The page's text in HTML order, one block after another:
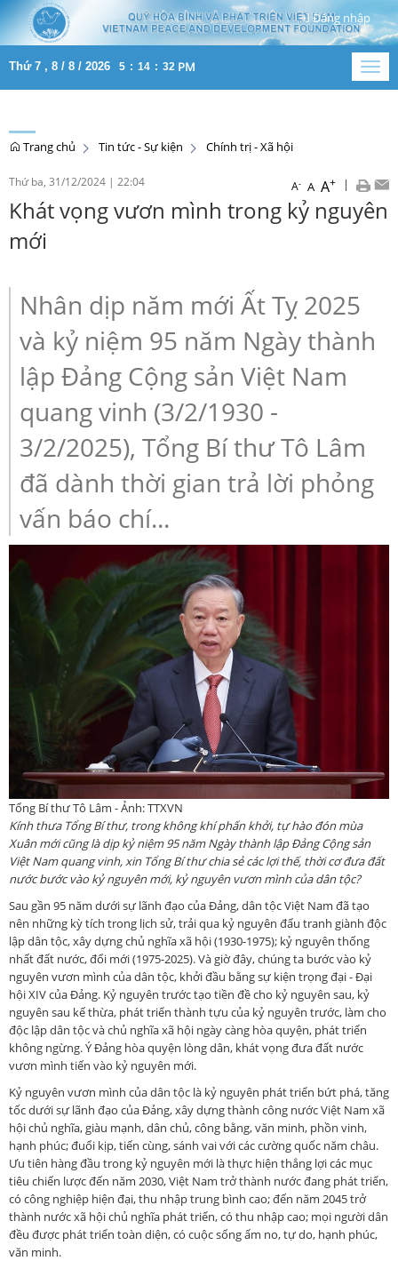
Đăng nhập
Thứ 7 , 8 / 8 / 2026 5 : 14 : 32 PM
Trang chủ Tin tức - Sự kiện Chính trị - Xã hội
Thứ ba, 31/12/2024 | 22:04 A- A A+ |
Khát vọng vươn mình trong kỷ nguyên
mới
Nhân dịp năm mới Ất Tỵ 2025
và kỷ niệm 95 năm Ngày thành
lập Đảng Cộng sản Việt Nam
quang vinh (3/2/1930 -
3/2/2025), Tổng Bí thư Tô Lâm
đã dành thời gian trả lời phỏng
vấn báo chí...
Tổng Bí thư Tô Lâm - Ảnh: TTXVN
Kính thưa Tổng Bí thư, trong không khí phấn khởi, tự hào đón mùa
Xuân mới cũng là dịp kỷ niệm 95 năm Ngày thành lập Đảng Cộng sản
Việt Nam quang vinh, xin Tổng Bí thư chia sẻ các lợi thế, thời cơ đưa đất
nước bước vào kỷ nguyên mới, kỷ nguyên vươn mình của dân tộc?
Sau gần 95 năm dưới sự lãnh đạo của Đảng, dân tộc Việt Nam đã tạo
nên những kỳ tích trong lịch sử, trải qua kỷ nguyên đấu tranh giành độc
lập dân tộc, xây dựng chủ nghĩa xã hội (1930-1975); kỷ nguyên thống
nhất đất nước, đổi mới (1975-2025). Và giờ đây, chúng ta bước vào kỷ
nguyên vươn mình của dân tộc, khởi đầu bằng sự kiện trọng đại - Đại
hội XIV của Đảng. Kỷ nguyên trước tạo tiền đề cho kỷ nguyên sau, kỷ
nguyên sau kế thừa, phát triển thành tựu của kỷ nguyên trước, làm cho
độc lập dân tộc và chủ nghĩa xã hội ngày càng hòa quyện, phát triển
không ngừng. Ý Đảng hòa quyện lòng dân, khát vọng đưa đất nước
vươn mình tiến vào kỷ nguyên mới.
Kỷ nguyên vươn mình của dân tộc là kỷ nguyên phát triển bứt phá, tăng
tốc dưới sự lãnh đạo của Đảng, xây dựng thành công nước Việt Nam xã
hội chủ nghĩa, giàu mạnh, dân chủ, công bằng, văn minh, phồn vinh,
hạnh phúc; đuổi kịp, tiến cùng, sánh vai với các cường quốc năm châu.
Ưu tiên hàng đầu trong kỷ nguyên mới là thực hiện thắng lợi các mục
tiêu chiến lược đến năm 2030, Việt Nam trở thành nước đang phát triển,
có công nghiệp hiện đại, thu nhập trung bình cao; đến năm 2045 trở
thành nước xã hội chủ nghĩa phát triển, có thu nhập cao; mọi người dân
đều được phát triển toàn diện, có cuộc sống ấm no, tự do, hạnh phúc,
văn minh.